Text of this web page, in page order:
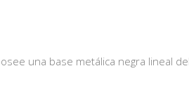
una base metálica negra lineal